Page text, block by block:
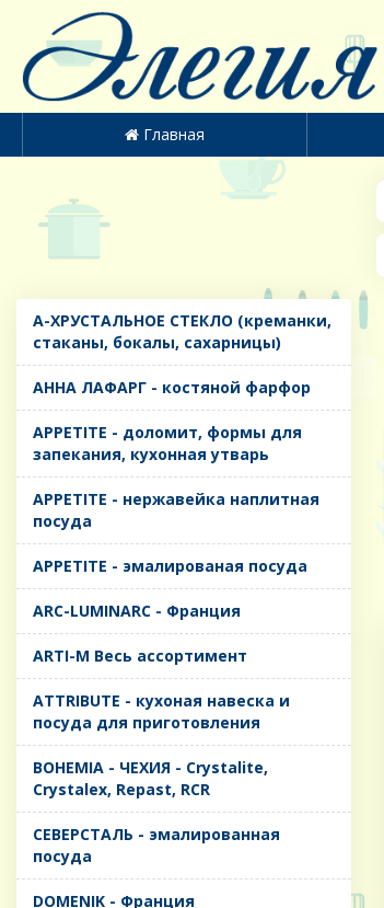
Главная
A-ХРУСТАЛЬНОЕ СТЕКЛО (креманки,
стаканы, бокалы, сахарницы)
AHHA ЛАФАРГ - костяной фарфор
APPETITE - доломит, формы для
запекания, кухонная утварь
APPETITE - нержавейка наплитная
посуда
APPETITE - эмалированая посуда
ARC-LUMINARC - Франция
ARTI-M Весь ассортимент
ATTRIBUTE - кухоная навеска и
посуда для приготовления
BOHEMIA - ЧЕХИЯ - Crystalite,
Crystalex, Repast, RCR
CЕВЕРСТАЛЬ - эмалированная
посуда
DOMENIK - Франция